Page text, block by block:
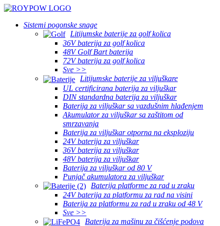
Sistemi pogonske snage
Litijumske baterije za golf kolica
36V baterija za golf kolica
48V Golf Bart baterija
72V baterija za golf kolica
Sve >>
Litijumske baterije za viljuškare
UL certificirana baterija za viljuškar
DIN standardna baterija za viljuškar
Baterija za viljuškar sa vazdušnim hlađenjem
Akumulator za viljuškar sa zaštitom od
smrzavanja
Baterija za viljuškar otporna na eksploziju
24V baterija za viljuškar
36V baterija za viljuškar
48V baterija za viljuškar
Baterija za viljuškar od 80 V
Punjač akumulatora za viljuškar
Baterija platforme za rad u zraku
24V baterija za platformu za rad na visini
Baterija za platformu za rad u zraku od 48 V
Sve >>
Baterija za mašinu za čišćenje podova